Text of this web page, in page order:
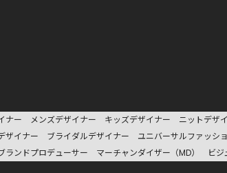
ナー メンズデザイナー キッズデザイナー ニットデザ
ザイナー
ブライダルデザイナー ユニバーサルファッシ
ランドプロデューサー
マーチャンダイザー（MD） ビジ